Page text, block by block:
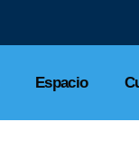
Espacio